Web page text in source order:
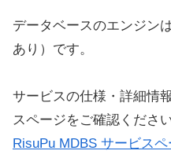
データベースのエンジン
あり）です。
サービスの仕様・詳細情
スページをご確認ください
RisuPu MDBS サービスペ